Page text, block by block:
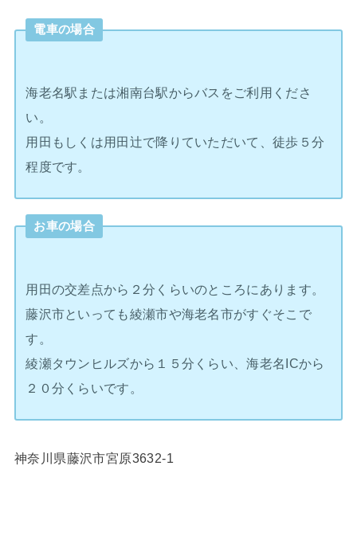
電車の場合
海老名駅または湘南台駅からバスをご利用くださ
い。
用田もしくは用田辻で降りていただいて、徒歩５分
程度です。
お車の場合
用田の交差点から２分くらいのところにあります。
藤沢市といっても綾瀬市や海老名市がすぐそこで
す。
綾瀬タウンヒルズから１５分くらい、海老名ICから
２０分くらいです。
神奈川県藤沢市宮原3632-1